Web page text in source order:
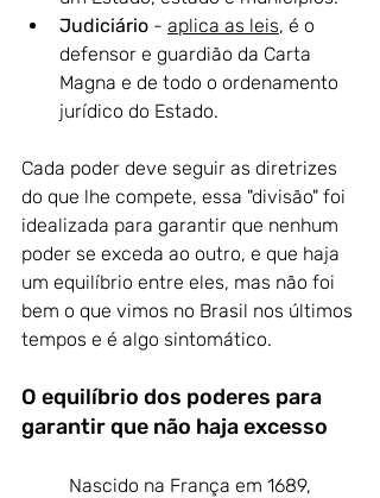
Judiciário - aplica as leis, é o
defensor e guardião da Carta
Magna e de todo o ordenamento
jurídico do Estado.
Cada poder deve seguir as diretrizes
do que lhe compete, essa "divisão" foi
idealizada para garantir que nenhum
poder se exceda ao outro, e que haja
um equilíbrio entre eles, mas não foi
bem o que vimos no Brasil nos últimos
tempos e é algo sintomático.
O equilíbrio dos poderes para
garantir que não haja excesso
Nascido na França em 1689,